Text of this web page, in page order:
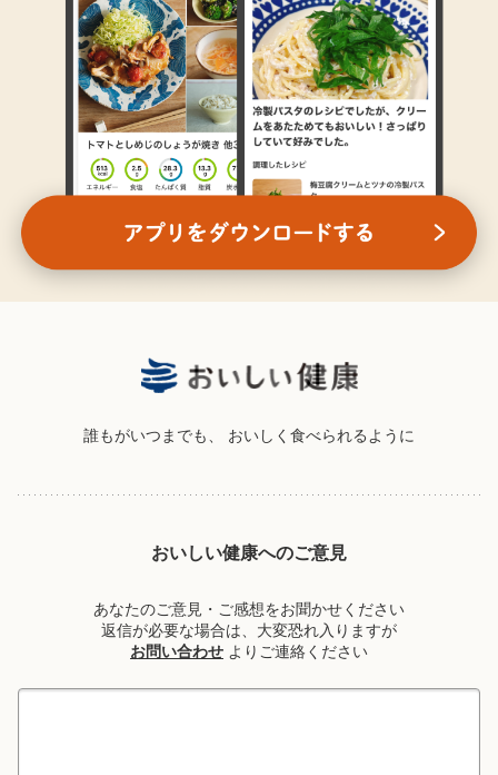
誰もがいつまでも、 おいしく食べられるように
おいしい健康へのご意見
あなたのご意見・ご感想をお聞かせください
返信が必要な場合は、大変恐れ入りますが
お問い合わせ よりご連絡ください